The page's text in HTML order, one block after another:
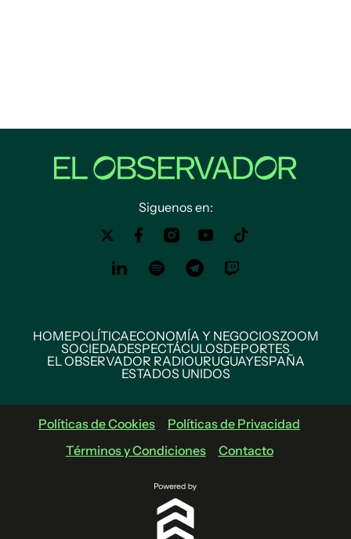
Siguenos en:
HOMEPOLÍTICAECONOMÍA Y NEGOCIOSZOOM
SOCIEDADESPECTÁCULOSDEPORTES
EL OBSERVADOR RADIOURUGUAYESPAÑA
ESTADOS UNIDOS
Políticas de Cookies
Políticas de Privacidad
Términos y Condiciones
Contacto